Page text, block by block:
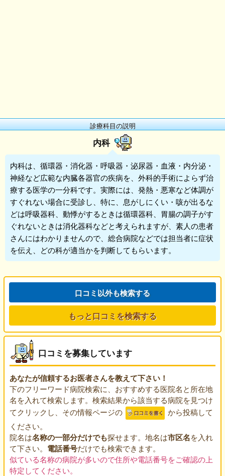
診療科目の説明
内科
内科は、循環器・消化器・呼吸器・泌尿器・血液・内分泌・
神経など広範な内臓各器官の疾病を、外科的手術によらず治
療する医学の一分科です。実際には、発熱・悪寒など体調が
すぐれない場合に受診し、特に、息がしにくい・咳が出るな
どは呼吸器科、動悸がするときは循環器科、胃腸の調子がす
ぐれないときは消化器科などと考えられますが、素人の患者
さんにはわかりませんので、総合病院などでは担当者に症状
を伝え、どの科が適当かを判断してもらいます。
口コミ以外も検索する
もっと口コミを検索する
口コミを募集しています
あなたが信頼するお医者さんを教えて下さい！
下のフリーワード病院検索に、おすすめする医院名と所在地
名を入れて検索します。検索結果から該当する病院を見つけ
てクリックし、その情報ページの
から投稿して
ください。
院名は名称の一部分だけでも探せます。地名は市区名を入れ
て下さい。 電話番号だけでも検索できます。
似ている名称の病院が多いので住所や電話番号をご確認の上
特定してください。